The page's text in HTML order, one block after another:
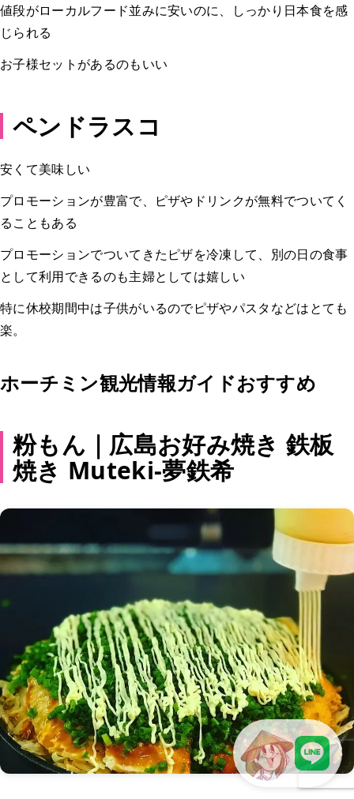
値段がローカルフード並みに安いのに、しっかり日本食を感
じられる
お子様セットがあるのもいい
ペンドラスコ
安くて美味しい
プロモーションが豊富で、ピザやドリンクが無料でついてく
ることもある
プロモーションでついてきたピザを冷凍して、別の日の食事
として利用できるのも主婦としては嬉しい
特に休校期間中は子供がいるのでピザやパスタなどはとても
楽。
ホーチミン観光情報ガイドおすすめ
粉もん｜広島お好み焼き 鉄板
焼き Muteki-夢鉄希